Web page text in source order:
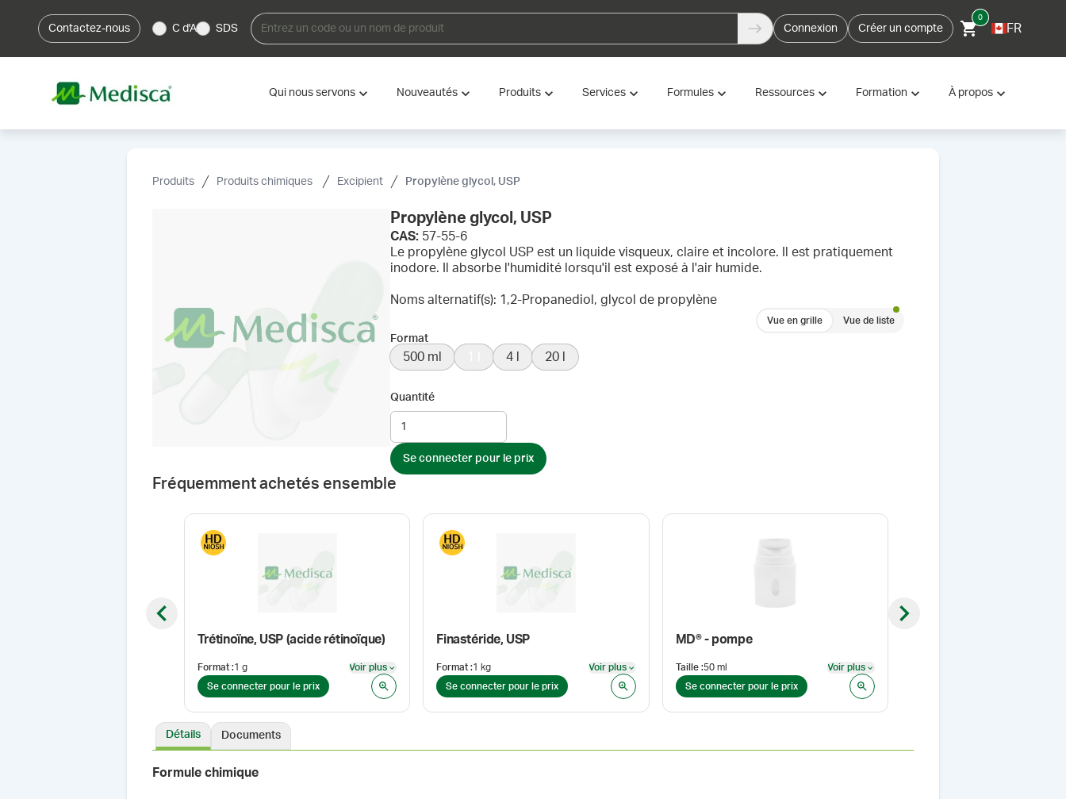
Contactez-nous C d'A SDS Connexion Créer un compte
0
FR
Qui nous servons Nouveautés Produits Services Formules Ressources Formation À propos
Produits Produits chimiques Excipient Propylène glycol, USP
Propylène glycol, USP
CAS: 57-55-6
Le propylène glycol USP est un liquide visqueux, claire et incolore. Il est pratiquement
inodore. Il absorbe l'humidité lorsqu'il est exposé à l'air humide.
Noms alternatif(s): 1,2-Propanediol, glycol de propylène
Vue en grille Vue de liste
Format
500 ml 4 l 20 l
Quantité
Se connecter pour le prix
Fréquemment achetés ensemble
Trétinoïne, USP (acide rétinoïque)
Format :1 g Voir plus
Se connecter pour le prix
Finastéride, USP
Format :1 kg Voir plus
Se connecter pour le prix
MD® - pompe
Taille:50 ml Voir plus
Se connecter pour le prix
Previous slide Next slide
Détails Documents
Formule chimique